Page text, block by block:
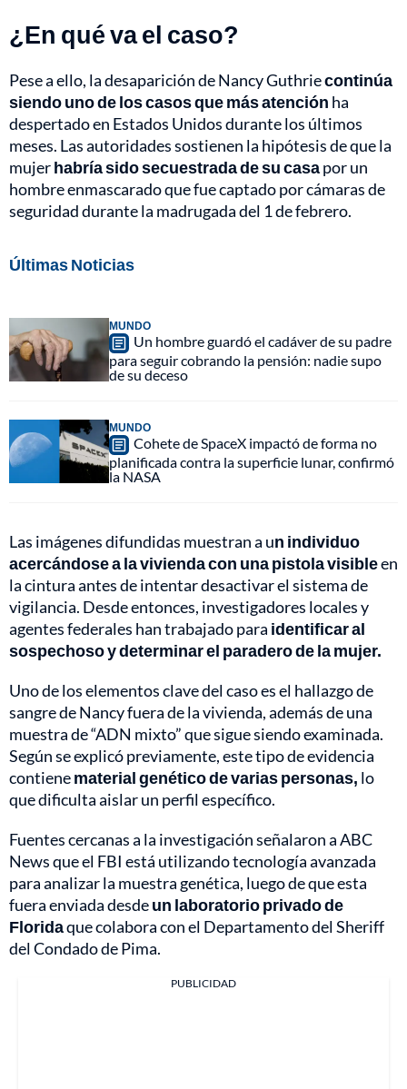
¿En qué va el caso?
Pese a ello, la desaparición de Nancy Guthriecontinúa
siendo uno de los casos que más atención ha
despertado en Estados Unidos durante los últimos
meses. Las autoridades sostienen la hipótesis de que la
mujerhabría sido secuestrada de su casapor un
hombre enmascarado que fue captado por cámaras de
seguridad durante la madrugada del 1 de febrero.
Últimas Noticias
MUNDO
Un hombre guardó el cadáver de su padre
para seguir cobrando la pensión: nadie supo
de su deceso
MUNDO
Cohete de SpaceX impactó de forma no
planificada contra la superficie lunar, confirmó
la NASA
Las imágenes difundidas muestran a un individuo
acercándose a la vivienda con una pistola visibleen
la cintura antes de intentar desactivar el sistema de
vigilancia. Desde entonces, investigadores locales y
agentes federales han trabajado para identificar al
sospechoso y determinar el paradero de la mujer.
Uno de los elementos clave del caso es el hallazgo de
sangre de Nancy fuera de la vivienda, además de una
muestra de “ADN mixto” que sigue siendo examinada.
Según se explicó previamente, este tipo de evidencia
contienematerial genético de varias personas, lo
que dificulta aislar un perfil específico.
Fuentes cercanas a la investigación señalaron a ABC
News que el FBI está utilizando tecnología avanzada
para analizar la muestra genética, luego de que esta
fuera enviada desdeun laboratorio privado de
Floridaque colabora con el Departamento del Sheriff
del Condado de Pima.
PUBLICIDAD